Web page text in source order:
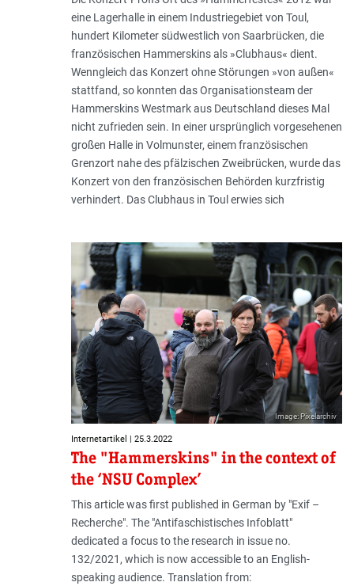
eine Lagerhalle in einem Industriegebiet von Toul,
hundert Kilometer südwestlich von Saarbrücken, die
französischen Hammerskins als »Clubhaus« dient.
Wenngleich das Konzert ohne Störungen »von außen«
stattfand, so konnten das Organisationsteam der
Hammerskins Westmark aus Deutschland dieses Mal
nicht zufrieden sein. In einer ursprünglich vorgesehenen
großen Halle in Volmunster, einem französischen
Grenzort nahe des pfälzischen Zweibrücken, wurde das
Konzert von den französischen Behörden kurzfristig
verhindert. Das Clubhaus in Toul erwies sich
Image: Pixelarchiv
Internetartikel | 25.3.2022
The "Hammerskins" in the context of
the ‘NSU Complex’
This article was first published in German by "Exif –
Recherche". The "Antifaschistisches Infoblatt"
dedicated a focus to the research in issue no.
132/2021, which is now accessible to an English-
speaking audience. Translation from: